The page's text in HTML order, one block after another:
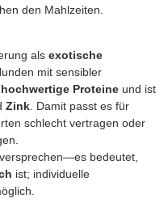
den Mahlzeiten.
als exotische
mit sensibler
hochwertige Proteine und ist
Zink . Damit passt es für
schlecht vertragen oder
bedeutet,
ist; individuelle